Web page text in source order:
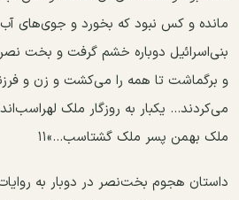
مانده و کس نبود که بخورد و جوی‌های
بنی‌اسرائیل دوباره خشم گرفت و بخت نصر
و برگماشت تا همه را می‌کشت و زن و
می‌کردند... یکبار به روزگار ملک
ملک بهمن پسر ملک گشتاسب...»۱۱
داستان هجوم بخت‌نصر در دوبار به